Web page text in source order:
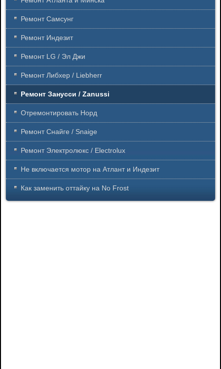
Ремонт Самсунг
Ремонт Индезит
Ремонт LG / Эл Джи
Ремонт Либхер / Liebherr
Ремонт Занусси / Zanussi
Отремонтировать Норд
Ремонт Снайге / Snaige
Ремонт Электролюкс / Electrolux
Не включается мотор на Атлант и Индезит
Как заменить оттайку на No Frost